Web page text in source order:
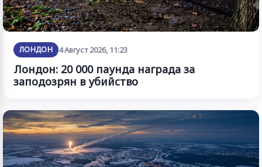
ЛОНДОН 4 Август 2026, 11:23
Лондон: 20 000 паунда награда за
заподозрян в убийство